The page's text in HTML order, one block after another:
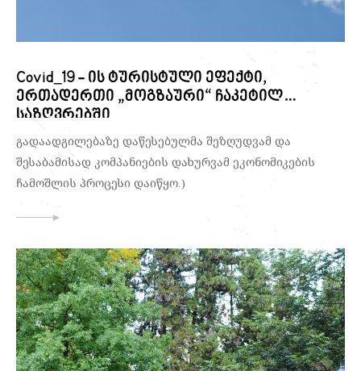
Covid_19 - ის ტურისტული ეფექტი,
ერთადერთი „მოგზაური“ ჩაკეტილ
საზღვრებში
გადაადგილებაზე დაწესებულმა შეზღუდვამ და
შესაბამისად კომპანიების დახურვამ ეკონომიკების
ჩამოშლის პროცესი დაიწყო.)